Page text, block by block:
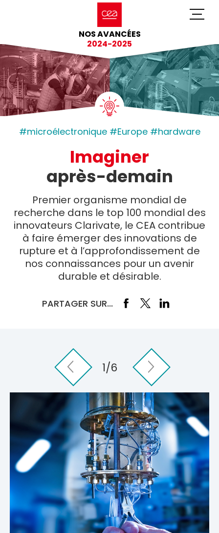
NOS AVANCÉES
2024-2025
#microélectronique #Europe #hardware
Imaginer
après-demain
Premier organisme mondial de
recherche dans le top 100 mondial des
innovateurs Clarivate, le CEA contribue
à faire émerger des innovations de
rupture et à l’approfondissement de
nos connaissances pour un avenir
durable et désirable.
PARTAGER SUR...
1/6
Previous Next